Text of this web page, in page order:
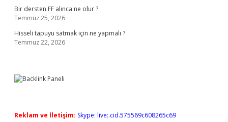
Bir dersten FF alınca ne olur ?
Temmuz 25, 2026
Hisseli tapuyu satmak için ne yapmalı ?
Temmuz 22, 2026
Reklam ve İletişim: Skype: live:.cid.575569c608265c69